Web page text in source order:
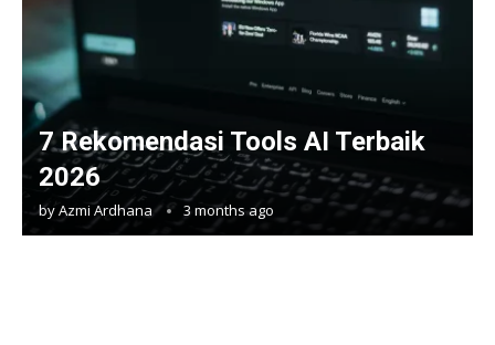
7 Rekomendasi Tools AI Terbaik
2026
byAzmi Ardhana 3 months ago